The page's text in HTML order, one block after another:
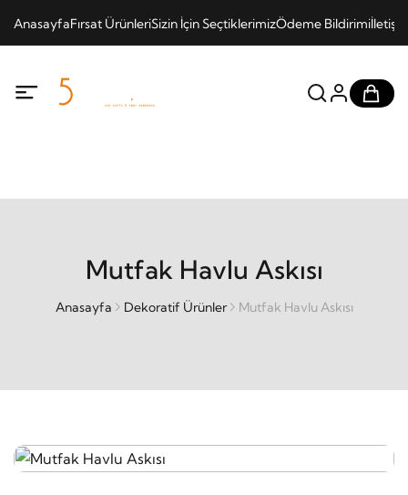
AnasayfaFırsat ÜrünleriSizin İçin SeçtiklerimizÖdeme Bildirimi
Mutfak Havlu Askısı
Anasayfa Dekoratif Ürünler Mutfak Havlu Askısı